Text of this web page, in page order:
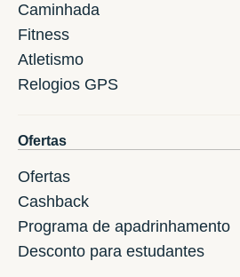
Caminhada
Fitness
Atletismo
Relogios GPS
Ofertas
Ofertas
Cashback
Programa de apadrinhamento
Desconto para estudantes